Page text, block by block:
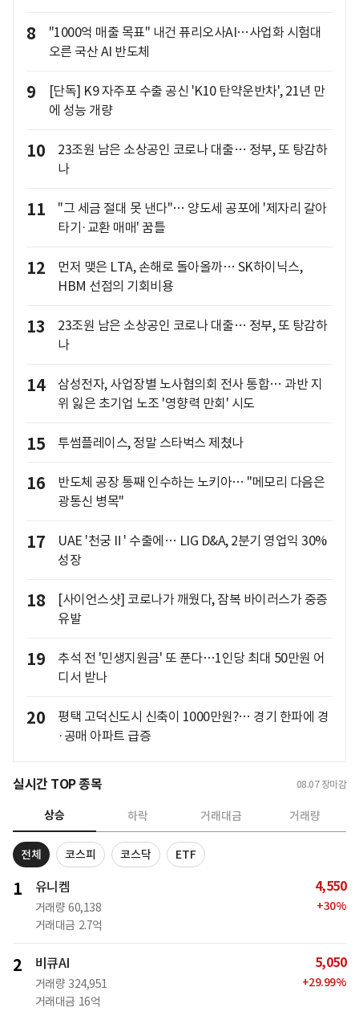
8
"1000억 매출 목표" 내건 퓨리오사AI…사업화 시험대
오른 국산 AI 반도체
9
[단독] K9 자주포 수출 공신 'K10 탄약운반차', 21년 만
에 성능 개량
10
23조원 남은 소상공인 코로나 대출… 정부, 또 탕감하
나
11
"그 세금 절대 못 낸다"… 양도세 공포에 '제자리 갈아
타기·교환 매매' 꿈틀
12
먼저 맺은 LTA, 손해로 돌아올까… SK하이닉스,
HBM 선점의 기회비용
13
23조원 남은 소상공인 코로나 대출… 정부, 또 탕감하
나
14
삼성전자, 사업장별 노사협의회 전사 통합… 과반 지
위 잃은 초기업 노조 '영향력 만회' 시도
15 투썸플레이스, 정말 스타벅스 제쳤나
16
반도체 공장 통째 인수하는 노키아… "메모리 다음은
광통신 병목"
17
UAE '천궁Ⅱ' 수출에… LIG D&A, 2분기 영업익 30%
성장
18
[사이언스샷] 코로나가 깨웠다, 잠복 바이러스가 중증
유발
19
추석 전 '민생지원금' 또 푼다…1인당 최대 50만원 어
디서 받나
20
평택 고덕신도시 신축이 1000만원?… 경기 한파에 경
·공매 아파트 급증
실시간 TOP 종목 08.07 장마감
상승 하락 거래대금 거래량
전체 코스피 코스닥 ETF
1 유니켐
거래량 60,138
거래대금 2.7억
4,550
+30%
2 비큐AI
거래량 324,951
거래대금 16억
5,050
+29.99%